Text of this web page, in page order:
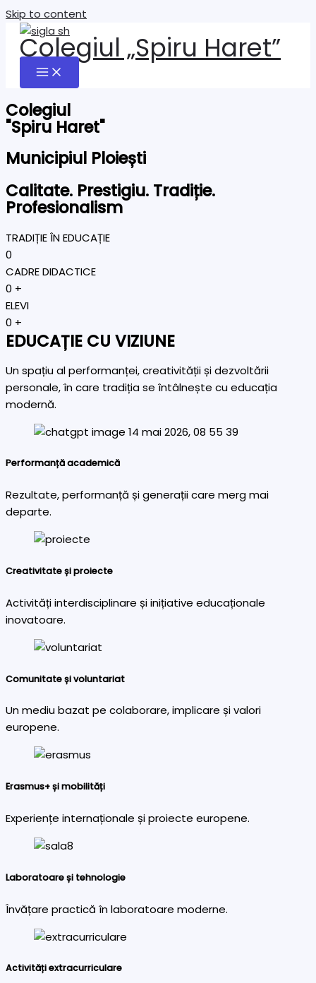
Skip to content
Colegiul „Spiru Haret”
Colegiul
"Spiru Haret"
Municipiul Ploiești
Calitate. Prestigiu. Tradiție.
Profesionalism
TRADIȚIE ÎN EDUCAȚIE
0
CADRE DIDACTICE
0 +
ELEVI
0 +
EDUCAȚIE CU VIZIUNE
Un spațiu al performanței, creativității și dezvoltării
personale, în care tradiția se întâlnește cu educația
modernă.
Performanță academică
Rezultate, performanță și generații care merg mai
departe.
Creativitate și proiecte
Activități interdisciplinare și inițiative educaționale
inovatoare.
Comunitate și voluntariat
Un mediu bazat pe colaborare, implicare și valori
europene.
Erasmus+ și mobilități
Experiențe internaționale și proiecte europene.
Laboratoare și tehnologie
Învățare practică în laboratoare moderne.
Activități extracurriculare